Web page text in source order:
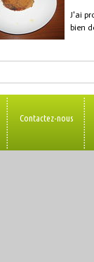
J'ai
bien
Contactez-nous